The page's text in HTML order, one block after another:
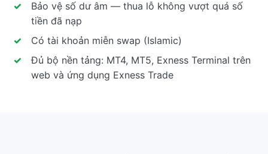
Bảo vệ số dư âm — thua lỗ không vượt quá số
tiền đã nạp
Có tài khoản miễn swap (Islamic)
Đủ bộ nền tảng: MT4, MT5, Exness Terminal trên
web và ứng dụng Exness Trade